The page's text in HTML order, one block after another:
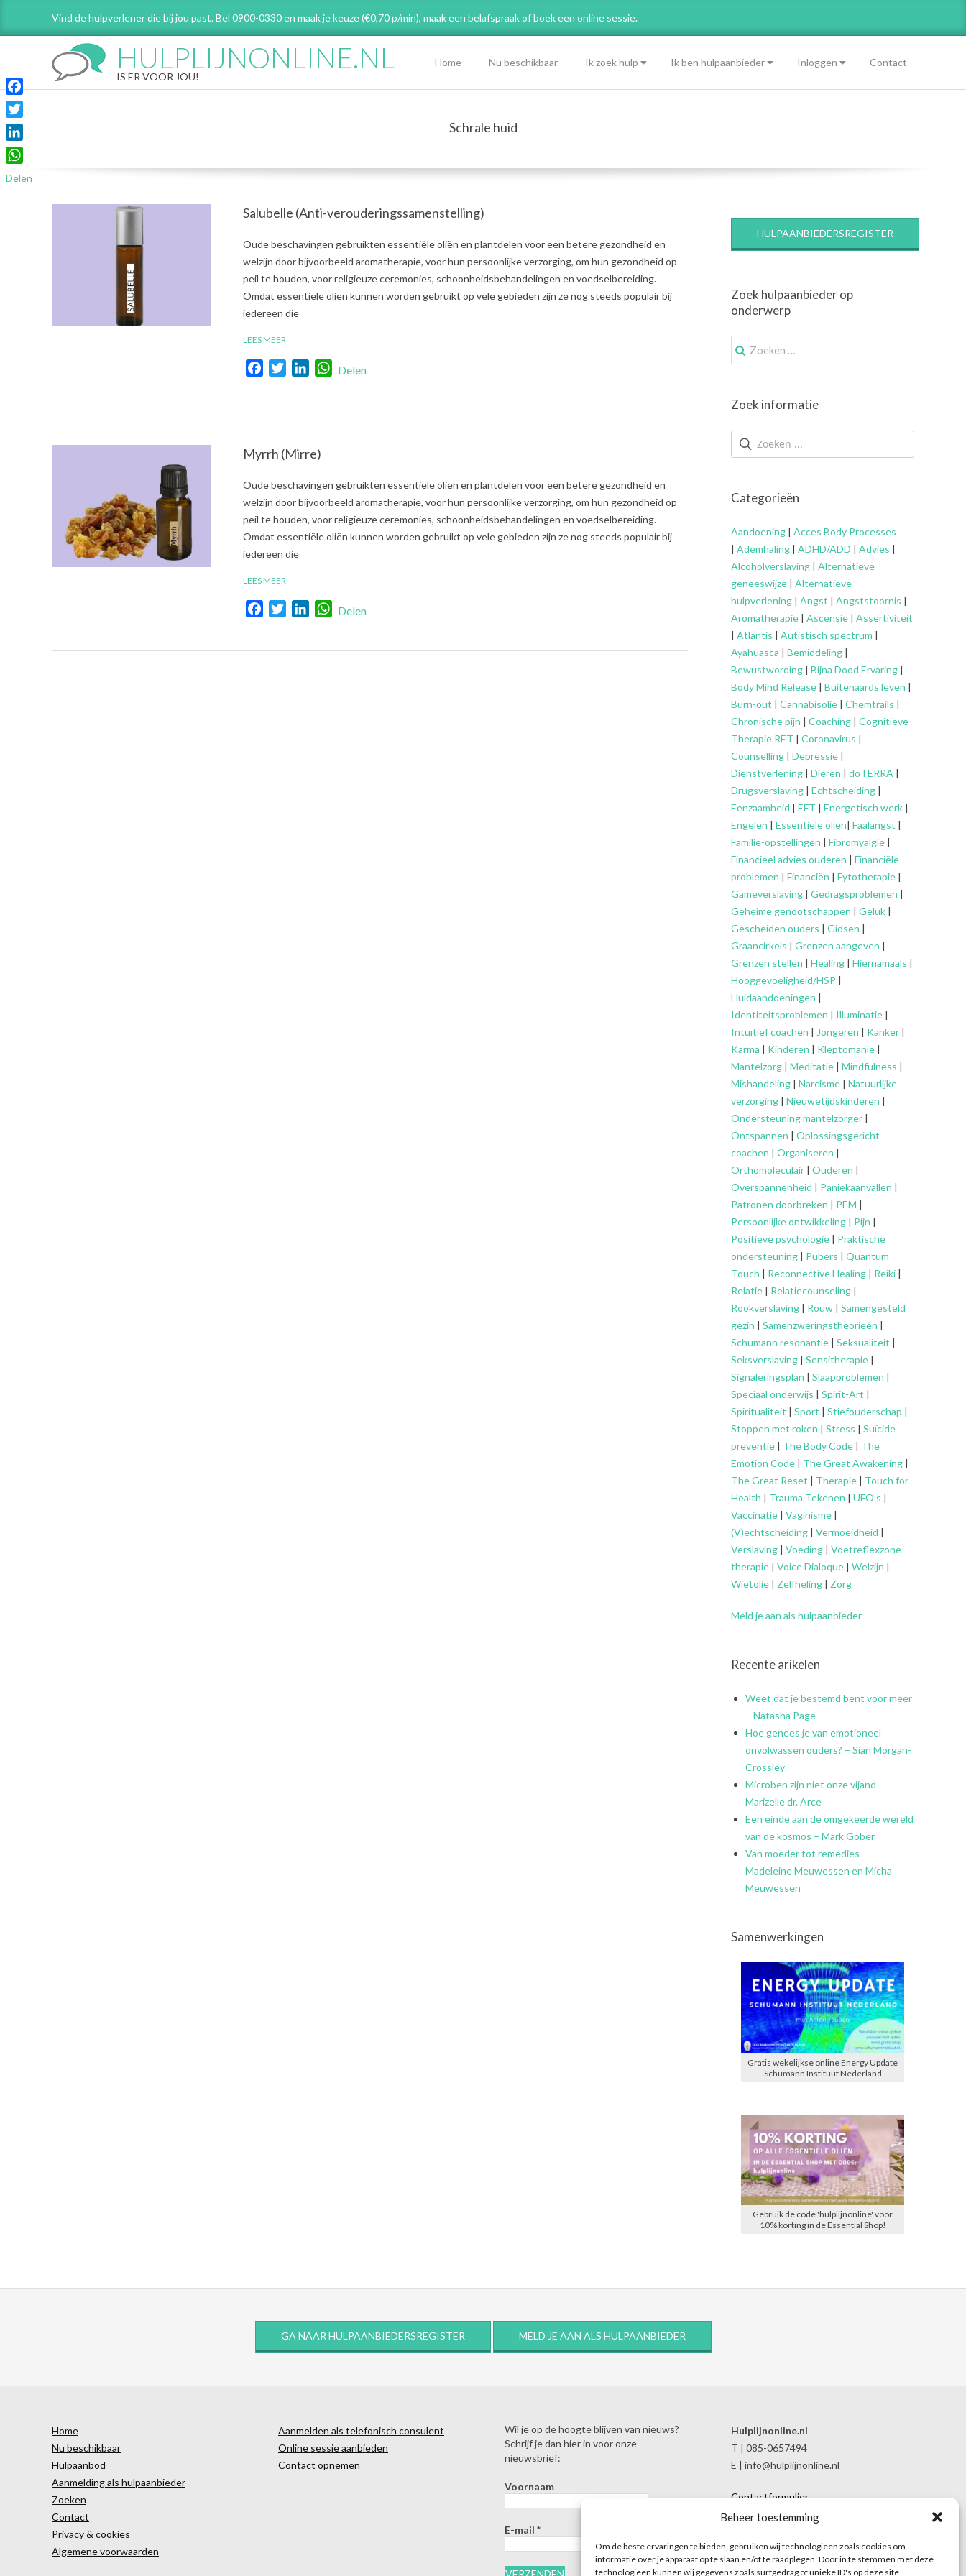
Beheer toestemming
Om de beste ervaringen te bieden, gebruiken wij technologieën zoals cookies om
informatie over je apparaat op te slaan en/of te raadplegen. Door in te stemmen met deze
technologieën kunnen wij gegevens zoals surfgedrag of unieke ID's op deze site
Vind de hulpverlener die bij jou past. Bel 0900-0330 en maak je keuze (€0,70 p/min), maak een belafspraakof boek een online sessie.
HULPLIJNONLINE.NL
IS ER VOOR JOU!
Menu
Home Nu beschikbaar Ik zoek hulp Ik ben hulpaanbieder Inloggen Contact
Schrale huid
Salubelle (Anti-verouderingssamenstelling)
2021-
08-
Oude beschavingen gebruikten essentiële oliën en plantdelen voor een betere gezondheid en
welzijn door bijvoorbeeld aromatherapie, voor hun persoonlijke verzorging, om hun gezondheid op
peil te houden, voor religieuze ceremonies, schoonheidsbehandelingen en voedselbereiding.
Omdat essentiële oliën kunnen worden gebruikt op vele gebieden zijn ze nog steeds populair bij
iedereen die
LEES MEER
FacebookTwitterLinkedInWhatsApp
Delen
Myrrh (Mirre)
2021-
08-
Oude beschavingen gebruikten essentiële oliën en plantdelen voor een betere gezondheid en
welzijn door bijvoorbeeld aromatherapie, voor hun persoonlijke verzorging, om hun gezondheid op
peil te houden, voor religieuze ceremonies, schoonheidsbehandelingen en voedselbereiding.
Omdat essentiële oliën kunnen worden gebruikt op vele gebieden zijn ze nog steeds populair bij
iedereen die
LEES MEER
FacebookTwitterLinkedInWhatsApp
Delen
HULPAANBIEDERSREGISTER
Zoek hulpaanbieder op
onderwerp
Zoek
naar:
Zoek informatie
Categorieën
Aandoening | Acces Body Processes
| Ademhaling | ADHD/ADD | Advies |
Alcoholverslaving | Alternatieve
geneeswijze | Alternatieve
hulpverlening | Angst | Angststoornis |
Aromatherapie | Ascensie | Assertiviteit
| Atlantis | Autistisch spectrum |
Ayahuasca | Bemiddeling |
Bewustwording | Bijna Dood Ervaring |
Body Mind Release | Buitenaards leven |
Burn-out | Cannabisolie | Chemtrails |
Chronische pijn | Coaching | Cognitieve
Therapie RET | Coronavirus |
Counselling | Depressie |
Dienstverlening | Dieren | doTERRA |
Drugsverslaving | Echtscheiding |
Eenzaamheid | EFT | Energetisch werk |
Engelen | Essentiële oliën| Faalangst |
Familie-opstellingen | Fibromyalgie |
Financieel advies ouderen | Financiële
problemen | Financiën | Fytotherapie |
Gameverslaving | Gedragsproblemen |
Geheime genootschappen | Geluk |
Gescheiden ouders | Gidsen |
Graancirkels | Grenzen aangeven |
Grenzen stellen | Healing | Hiernamaals |
Hooggevoeligheid/HSP |
Huidaandoeningen |
Identiteitsproblemen | Illuminatie |
Intuïtief coachen | Jongeren | Kanker |
Karma | Kinderen | Kleptomanie |
Mantelzorg | Meditatie | Mindfulness |
Mishandeling | Narcisme | Natuurlijke
verzorging | Nieuwetijdskinderen |
Ondersteuningmantelzorger |
Ontspannen | Oplossingsgericht
coachen | Organiseren |
Orthomoleculair | Ouderen |
Overspannenheid | Paniekaanvallen |
Patronen doorbreken | PEM |
Persoonlijke ontwikkeling | Pijn |
Positieve psychologie | Praktische
ondersteuning | Pubers | Quantum
Touch | Reconnective Healing | Reiki |
Relatie | Relatiecounseling |
Rookverslaving | Rouw | Samengesteld
gezin | Samenzweringstheorieën |
Schumann resonantie | Seksualiteit |
Seksverslaving | Sensitherapie |
Signaleringsplan | Slaapproblemen |
Speciaal onderwijs | Spirit-Art |
Spiritualiteit | Sport | Stiefouderschap |
Stoppen met roken | Stress | Suïcide
preventie | The Body Code | The
Emotion Code | The Great Awakening |
The Great Reset | Therapie | Touch for
Health | Trauma Tekenen | UFO’s |
Vaccinatie | Vaginisme |
(V)echtscheiding | Vermoeidheid |
Verslaving | Voeding | Voetreflexzone
therapie | Voice Dialoque | Welzijn |
Wietolie | Zelfheling | Zorg
Meld je aan als hulpaanbieder
Recente arikelen
Weet dat je bestemd bent voor meer
– Natasha Page
Hoe genees je van emotioneel
onvolwassen ouders? – Sian Morgan-
Crossley
Microben zijn niet onze vijand –
Marizelle dr. Arce
Een einde aan de omgekeerde wereld
van de kosmos – Mark Gober
Van moeder tot remedies –
Madeleine Meuwessen en Micha
Meuwessen
Samenwerkingen
Gratis wekelijkse online Energy Update
Schumann Instituut Nederland
Gebruik de code 'hulplijnonline' voor
10% korting in de Essential Shop!
GA NAAR HULPAANBIEDERSREGISTER MELD JE AAN ALS HULPAANBIEDER
Home
Nu beschikbaar
Hulpaanbod
Aanmelding als hulpaanbieder
Zoeken
Contact
Privacy & cookies
Algemene voorwaarden
Aanmelden als telefonisch consulent
Online sessie aanbieden
Contact opnemen
Wil je op de hoogte blijven van nieuws?
Schrijf je dan hier in voor onze
nieuwsbrief:
Voornaam
E-mail *
Hulplijnonline.nl
T | 085-0657494
E | info@hulplijnonline.nl
Contactformulier
Over Hulplijnonline.nl
Facebook
Twitter
LinkedIn
WhatsApp
Delen